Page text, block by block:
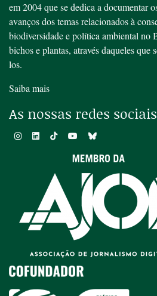
em 2004 que se dedica a documentar
avanços dos temas relacionados à
biodiversidade e política ambiental no
bichos e plantas, através daqueles que
los.
Saiba mais
As nossas redes sociais